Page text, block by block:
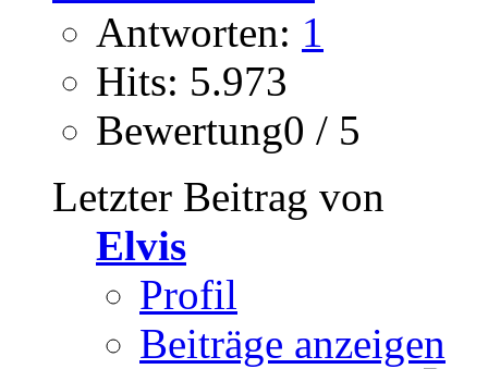
Antworten: 1
Hits: 5.973
Bewertung0 / 5
Letzter Beitrag von
Elvis
Profil
Beiträge anzeigen